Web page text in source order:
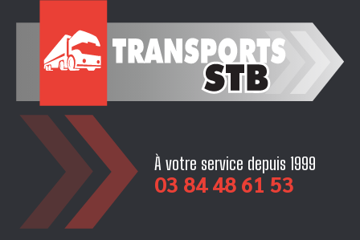
content
À votre service depuis 1999
03 84 48 61 53